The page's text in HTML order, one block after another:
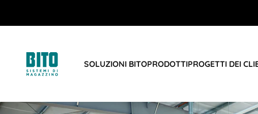
SOLUZIONI BITOPRODOTTIPROGETTI DEI